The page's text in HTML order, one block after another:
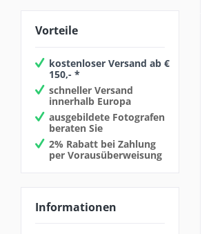
Vorteile
kostenloser Versand ab €
150,- *
schneller Versand
innerhalb Europa
ausgebildete Fotografen
beraten Sie
2% Rabatt bei Zahlung
per Vorausüberweisung
Informationen